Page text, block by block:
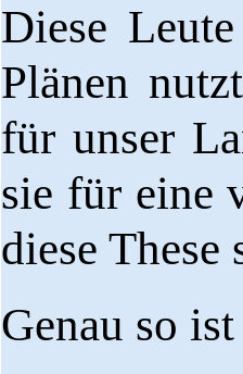
Diese
Plänen
für unser
sie für eine
diese
Genau so